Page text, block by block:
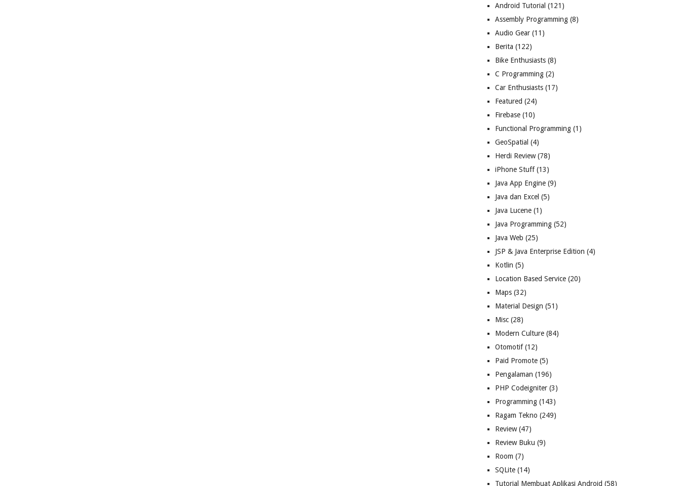
Android Tutorial (121)
Assembly Programming (8)
Audio Gear (11)
Berita (122)
Bike Enthusiasts (8)
C Programming (2)
Car Enthusiasts (17)
Featured (24)
Firebase (10)
Functional Programming (1)
GeoSpatial (4)
Herdi Review(78)
iPhone Stuff(13)
Java App Engine (9)
Java dan Excel (5)
Java Lucene (1)
Java Programming (52)
Java Web (25)
JSP & Java Enterprise Edition (4)
Kotlin (5)
Location Based Service (20)
Maps (32)
Material Design (51)
Misc (28)
Modern Culture (84)
Otomotif(12)
Paid Promote (5)
Pengalaman (196)
PHP Codeigniter (3)
Programming (143)
Ragam Tekno (249)
Review(47)
Review Buku (9)
Room (7)
SQLite (14)
Tutorial Membuat Aplikasi Android (58)